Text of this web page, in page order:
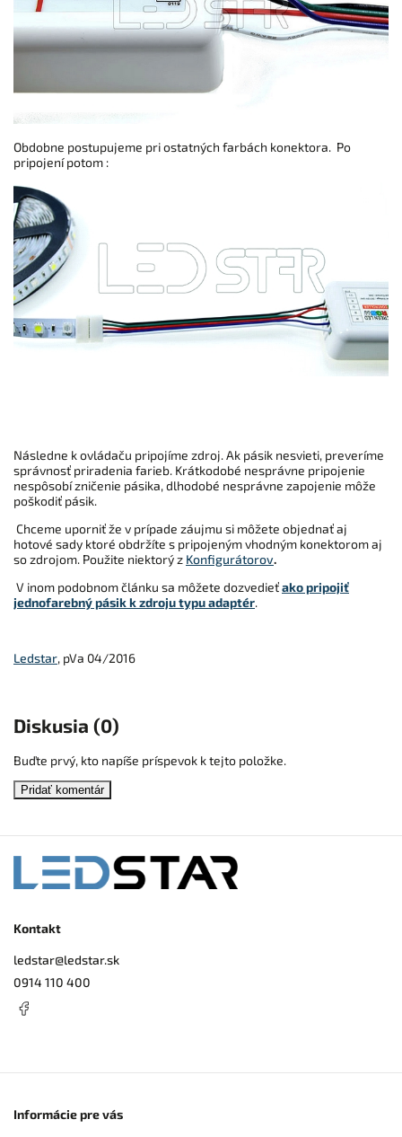
Obdobne postupujeme pri ostatných farbách konektora. Po
pripojení potom :
Následne k ovládaču pripojíme zdroj. Ak pásik nesvieti, preveríme
správnosť priradenia farieb. Krátkodobé nesprávne pripojenie
nespôsobí zničenie pásika, dlhodobé nesprávne zapojenie môže
poškodiť pásik.
Chceme uporniť že v prípade záujmu si môžete objednať aj
hotové sady ktoré obdržíte s pripojeným vhodným konektorom aj
so zdrojom. Použite niektorý z Konfigurátorov.
V inom podobnom článku sa môžete dozvedieťako pripojiť
jednofarebný pásik k zdroju typu adaptér.
Ledstar, pVa 04/2016
Diskusia (0)
Buďte prvý, kto napíše príspevok k tejto položke.
Pridať komentár
Kontakt
ledstar@ledstar.sk
0914 110 400
Informácie pre vás